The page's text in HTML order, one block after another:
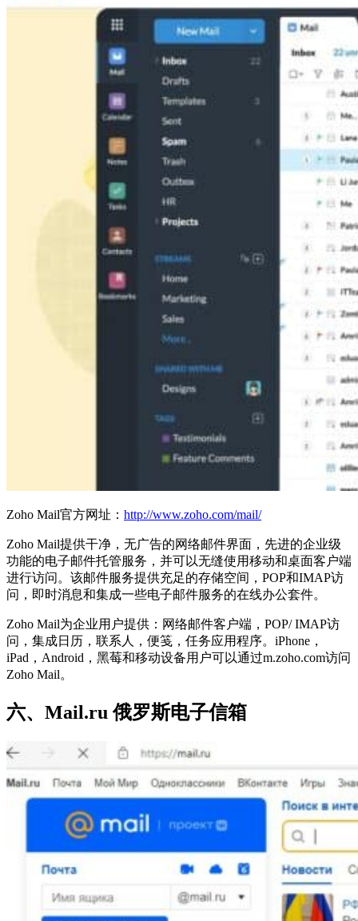
Zoho Mail官方网址： http://www.zoho.com/mail/
Zoho Mail提供干净，无广告的网络邮件界面，先进的企业级
功能的电子邮件托管服务，并可以无缝使用移动和桌面客户端
进行访问。该邮件服务提供充足的存储空间，POP和IMAP访
问，即时消息和集成一些电子邮件服务的在线办公套件。
Zoho Mail为企业用户提供：网络邮件客户端，POP/ IMAP访
问，集成日历，联系人，便笺，任务应用程序。iPhone，
iPad，Android，黑莓和移动设备用户可以通过m.zoho.com访问
Zoho Mail。
六、Mail.ru 俄罗斯电子信箱